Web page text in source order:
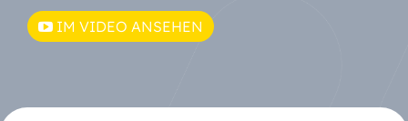
IM VIDEO ANSEHEN